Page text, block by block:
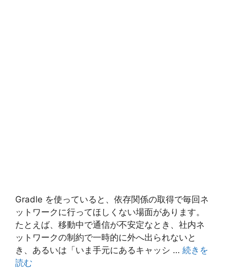
Gradle を使っていると、依存関係の取得で毎回ネ
ットワークに行ってほしくない場面があります。
たとえば、移動中で通信が不安定なとき、社内ネ
ットワークの制約で一時的に外へ出られないと
き、あるいは「いま手元にあるキャッシ … 続きを
読む